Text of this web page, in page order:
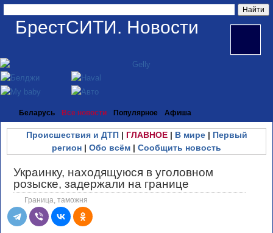
БрестСИТИ. Новости
Беларусь Все новости Популярное Афиша
Происшествия и ДТП| ГЛАВНОЕ| В мире| Первый
регион | Обо всём | Сообщить новость
Украинку, находящуюся в уголовном
розыске, задержали на границе
Граница, таможня